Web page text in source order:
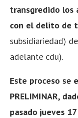
transgredido los
con el delito de
subsidiariedad)
adelante cdu).
Este proceso se
PRELIMINAR,
pasado jueves